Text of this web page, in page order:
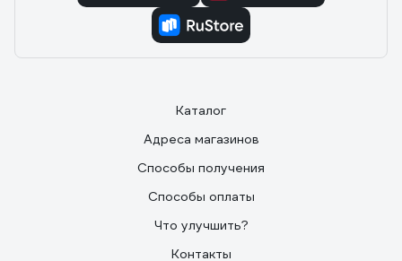
Каталог
Адреса магазинов
Способы получения
Способы оплаты
Что улучшить?
Контакты